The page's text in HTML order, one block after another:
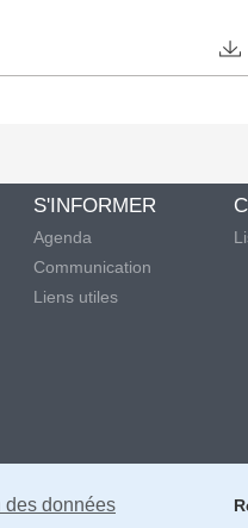
des données
S'INFORMER
Agenda
Communication
Liens utiles